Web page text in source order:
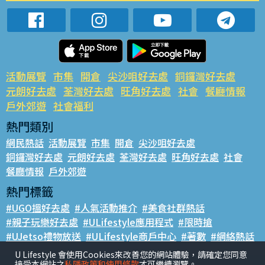
活動展覽 市集 開倉 尖沙咀好去處 銅鑼灣好去處
元朗好去處 荃灣好去處 旺角好去處 社會 餐廳情報
戶外郊遊 社會福利
熱門類別
網民熱話 活動展覽 市集 開倉 尖沙咀好去處
銅鑼灣好去處 元朗好去處 荃灣好去處 旺角好去處 社會
餐廳情報 戶外郊遊
熱門標籤
#UGO搵好去處 #人氣活動推介 #美食社群熱話
#親子玩樂好去處 #ULifestyle應用程式 #限時搶
#UJetso禮物放送 #ULifestyle商戶中心 #著數 #網絡熱話
香港經濟日報版權所有©2026
U Lifestyle 會使用Cookies來改善您的網站體驗，請確定您同意